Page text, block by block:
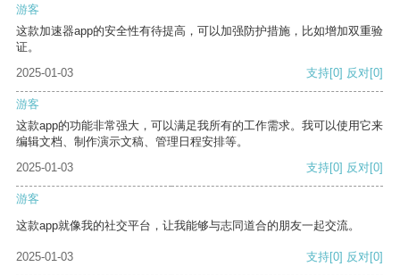
游客
这款加速器app的安全性有待提高，可以加强防护措施，比如增加双重验
证。
2025-01-03
支持[0] 反对[0]
游客
这款app的功能非常强大，可以满足我所有的工作需求。我可以使用它来
编辑文档、制作演示文稿、管理日程安排等。
2025-01-03
支持[0] 反对[0]
游客
这款app就像我的社交平台，让我能够与志同道合的朋友一起交流。
2025-01-03 支持[0] 反对[0]